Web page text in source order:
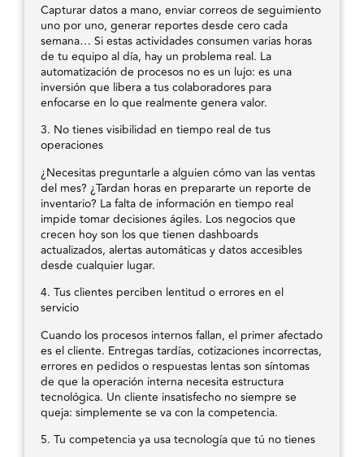
Capturar datos a mano, enviar correos de seguimiento
uno por uno, generar reportes desde cero cada
semana… Si estas actividades consumen varias horas
de tu equipo al día, hay un problema real. La
automatización de procesos no es un lujo: es una
inversión que libera a tus colaboradores para
enfocarse en lo que realmente genera valor.
3. No tienes visibilidad en tiempo real de tus
operaciones
¿Necesitas preguntarle a alguien cómo van las ventas
del mes? ¿Tardan horas en prepararte un reporte de
inventario? La falta de información en tiempo real
impide tomar decisiones ágiles. Los negocios que
crecen hoy son los que tienen dashboards
actualizados, alertas automáticas y datos accesibles
desde cualquier lugar.
4. Tus clientes perciben lentitud o errores en el
servicio
Cuando los procesos internos fallan, el primer afectado
es el cliente. Entregas tardías, cotizaciones incorrectas,
errores en pedidos o respuestas lentas son síntomas
de que la operación interna necesita estructura
tecnológica. Un cliente insatisfecho no siempre se
queja: simplemente se va con la competencia.
5. Tu competencia ya usa tecnología que tú no tienes